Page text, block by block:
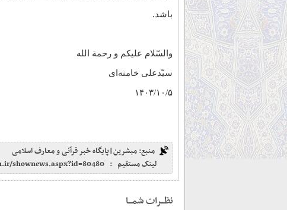
باشد.
والسّلام‌ علیکم‌ و رحمة الله
سیّدعلی خامنه‌ای
۱۴۰۳/۱۰/۵
منبع: مبشرین|پایگاه خبر قرآنی و معارف اسلامی
لینک مستقیم : shownews.aspx?id=80480
نظـــرات شمـــا